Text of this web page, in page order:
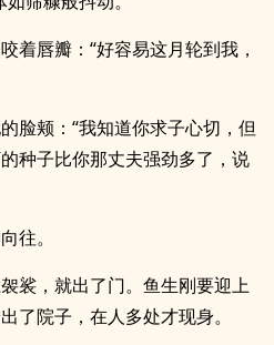
着唇瓣：“好容易这月轮到我，
脸颊：“我知道你求子心切，但
种子比你那丈夫强劲多了，说
往。
裟，就出了门。鱼生刚要迎上
了院子，在人多处才现身。